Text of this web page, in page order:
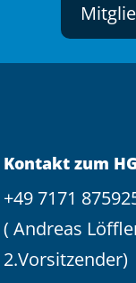
Kontakt zum
+49 7171
( Andreas
2.Vorsitzender)